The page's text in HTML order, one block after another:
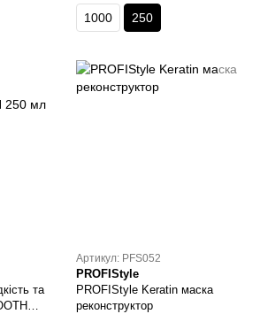
1000 250
та
Артикул: PFS052
PROFIStyle
PROFIStyle Keratin маска
реконструктор